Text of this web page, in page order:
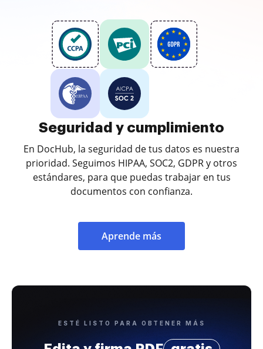
Seguridad y cumplimiento
En DocHub, la seguridad de tus datos es nuestra
prioridad. Seguimos HIPAA, SOC2, GDPR y otros
estándares, para que puedas trabajar en tus
documentos con confianza.
Aprende más
ESTÉ LISTO PARA OBTENER MÁS